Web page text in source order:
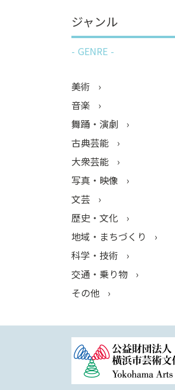
ジャンル
GENRE
美術
音楽
舞踊・演劇
古典芸能
大衆芸能
写真・映像
文芸
歴史・文化
地域・まちづくり
科学・技術
交通・乗り物
その他